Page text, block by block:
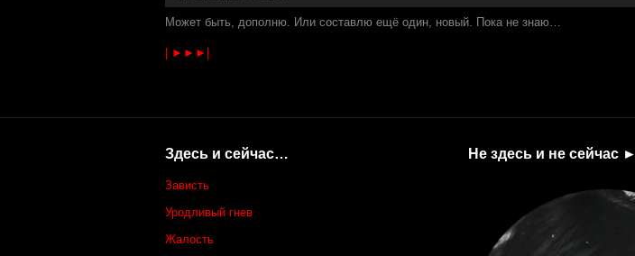
Может быть, дополню. Или составлю ещё один, новый. Пока не знаю…
| ►►►|
Здесь и сейчас…
Зависть
Уродливый гнев
Жалость
Не здесь и не сейчас ►